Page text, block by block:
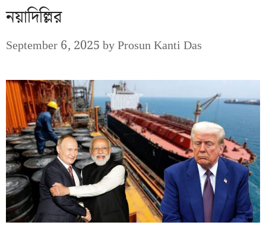
নয়াদিল্লির
September 6, 2025byProsun Kanti Das